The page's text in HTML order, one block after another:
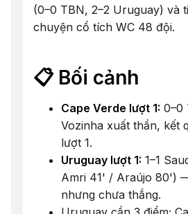
(0–0 TBN, 2–2 Uruguay) và
chuyện cổ tích WC 48 đội.
📋 Bối cảnh
Cape Verde lượt 1: 0–0
Vozinha xuất thần, kết
lượt 1.
Uruguay lượt 1: 1–1
Amri 41' / Araújo 80')
nhưng chưa thắng.